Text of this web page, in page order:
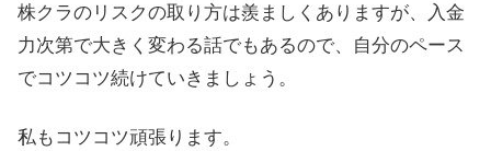
株クラのリスクの取り方は羨ましくありますが、入金
力次第で大きく変わる話でもあるので、自分のペース
でコツコツ続けていきましょう。
私もコツコツ頑張ります。